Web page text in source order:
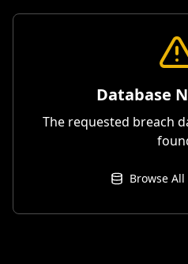
Database
The requested breach
Browse